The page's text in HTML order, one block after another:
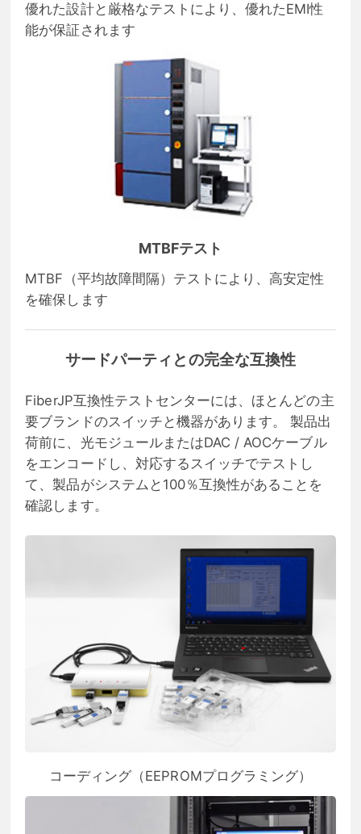
優れた設計と厳格なテストにより、優れたEMI性
能が保証されます
MTBFテスト
MTBF（平均故障間隔）テストにより、高安定性
を確保します
サードパーティとの完全な互換性
FiberJP互換性テストセンターには、ほとんどの主
要ブランドのスイッチと機器があります。 製品出
荷前に、光モジュールまたはDAC / AOCケーブル
をエンコードし、対応するスイッチでテストし
て、製品がシステムと100％互換性があることを
確認します。
コーディング（EEPROMプログラミング）